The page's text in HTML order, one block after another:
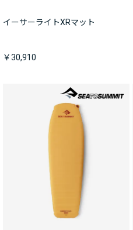
イーサーライトXRマット
￥30,910